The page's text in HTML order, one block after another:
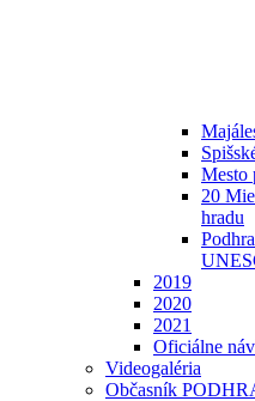
Mesto
20
hradu
2019
2020
2021
Oficiálne
Videogaléria
Občasník